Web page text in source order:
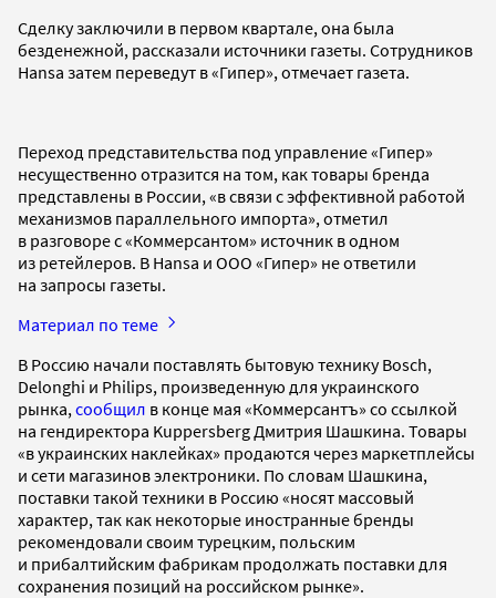
Сделку заключили в первом квартале, она была
безденежной, рассказали источники газеты. Сотрудников
Hansa затем переведут в «Гипер», отмечает газета.
Переход представительства под управление «Гипер»
несущественно отразится на том, как товары бренда
представлены в России, «в связи с эффективной работой
механизмов параллельного импорта», отметил
в разговоре с «Коммерсантом» источник в одном
из ретейлеров. В Hansa и ООО «Гипер» не ответили
на запросы газеты.
Материал по теме
В Россию начали поставлять бытовую технику Bosch,
Delonghi и Philips, произведенную для украинского
рынка, сообщил в конце мая «Коммерсантъ» со ссылкой
на гендиректора Kuppersberg Дмитрия Шашкина. Товары
«в украинских наклейках» продаются через маркетплейсы
и сети магазинов электроники. По словам Шашкина,
поставки такой техники в Россию «носят массовый
характер, так как некоторые иностранные бренды
рекомендовали своим турецким, польским
и прибалтийским фабрикам продолжать поставки для
сохранения позиций на российском рынке».